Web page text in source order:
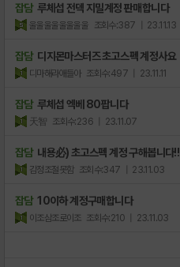
잡담 루체섭 전덱 지밀계정 판매합니다
울울울울울울울울 조회수:387 | 23.11.13
잡담 디지몬마스터즈 초고스펙 계정사요
디마해라애들아 조회수:497 | 23.11.11
잡담 루체섭 엑베 80팝니다
天智 조회수:236 | 23.11.07
잡담 내용必) 초고스펙 계정 구해봅니다!!
감정조절못함 조회수:347 | 23.11.03
잡담 10이하 계정구매합니다
이조삼조로이조 조회수:210 | 23.11.03